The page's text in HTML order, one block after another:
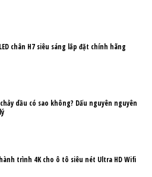
chân H7 siêu sáng lắp đặt chính hãng
dầu có sao không? Dấu nguyên nguyên
trình 4K cho ô tô siêu nét Ultra HD Wifi